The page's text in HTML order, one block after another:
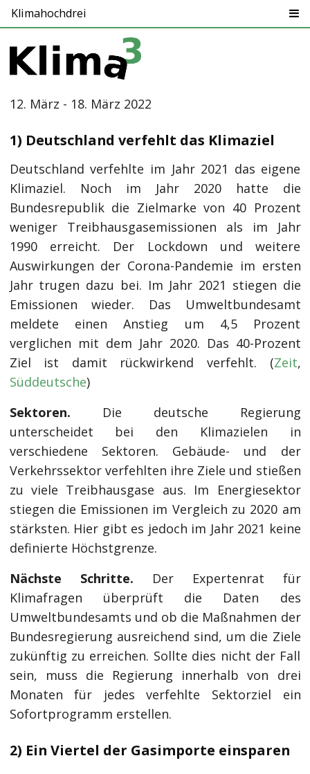
Klimahochdrei
12. März - 18. März 2022
1) Deutschland verfehlt das Klimaziel
Deutschland verfehlte im Jahr 2021 das eigene
Klimaziel. Noch im Jahr 2020 hatte die
Bundesrepublik die Zielmarke von 40 Prozent
weniger Treibhausgasemissionen als im Jahr
1990 erreicht. Der Lockdown und weitere
Auswirkungen der Corona-Pandemie im ersten
Jahr trugen dazu bei. Im Jahr 2021 stiegen die
Emissionen wieder. Das Umweltbundesamt
meldete einen Anstieg um 4,5 Prozent
verglichen mit dem Jahr 2020. Das 40-Prozent
Ziel ist damit rückwirkend verfehlt. (Zeit,
Süddeutsche)
Sektoren. Die deutsche Regierung
unterscheidet bei den Klimazielen in
verschiedene Sektoren. Gebäude- und der
Verkehrssektor verfehlten ihre Ziele und stießen
zu viele Treibhausgase aus. Im Energiesektor
stiegen die Emissionen im Vergleich zu 2020 am
stärksten. Hier gibt es jedoch im Jahr 2021 keine
definierte Höchstgrenze.
Nächste Schritte. Der Expertenrat für
Klimafragen überprüft die Daten des
Umweltbundesamts und ob die Maßnahmen der
Bundesregierung ausreichend sind, um die Ziele
zukünftig zu erreichen. Sollte dies nicht der Fall
sein, muss die Regierung innerhalb von drei
Monaten für jedes verfehlte Sektorziel ein
Sofortprogramm erstellen.
2) Ein Viertel der Gasimporte einsparen